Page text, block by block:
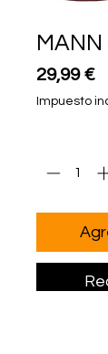
MANN
29,99 €
Impuesto